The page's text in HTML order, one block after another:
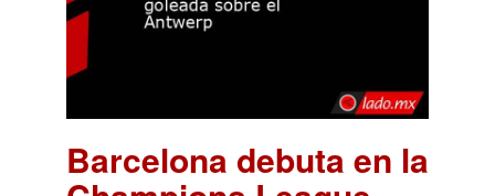
Barcelona debuta en la